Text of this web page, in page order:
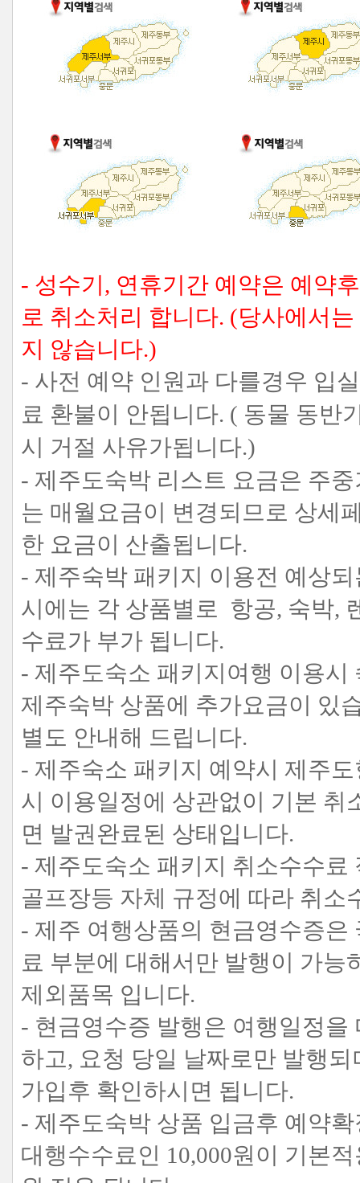
- 성수기, 연휴기간 예약은 예약
로 취소처리 합니다. (당사에서
지 않습니다.)
- 사전 예약 인원과 다를경우 입
료 환불이 안됩니다. ( 동물 동반
시 거절 사유가됩니다.)
- 제주도숙박 리스트 요금은 주
는 매월요금이 변경되므로 상세
한 요금이 산출됩니다.
- 제주숙박 패키지 이용전 예상
시에는 각 상품별로 항공, 숙박,
수료가 부가 됩니다.
- 제주도숙소 패키지여행 이용
제주숙박 상품에 추가요금이 있
별도 안내해 드립니다.
- 제주숙소 패키지 예약시 제주
시 이용일정에 상관없이 기본 취
면 발권완료된 상태입니다.
- 제주도숙소 패키지 취소수수
골프장등 자체 규정에 따라 취소
- 제주 여행상품의 현금영수증
료 부분에 대해서만 발행이 가
제외품목 입니다.
- 현금영수증 발행은 여행일정
하고, 요청 당일 날짜로만 발행
가입후 확인하시면 됩니다.
- 제주도숙박 상품 입금후 예약
대행수수료인 10,000원이 기본